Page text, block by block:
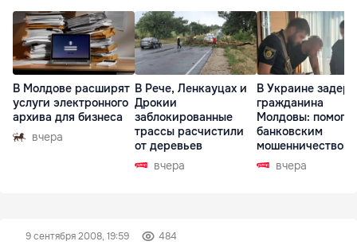
В Молдове расширят
услуги электронного
архива для бизнеса
вчера
В Рече, Ленкауцах и
Дрокии
заблокированные
трассы расчистили
от деревьев
вчера
В Украине
гражданина
Молдовы:
банковским
мошенничеством
Чехиивчера
9 сентября 2008, 19:59 484